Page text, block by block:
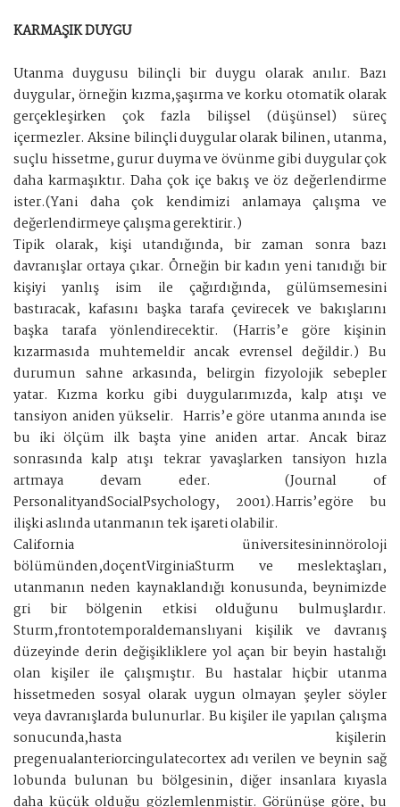
KARMAŞIK DUYGU
Utanma duygusu bilinçli bir duygu olarak anılır. Bazı
duygular, örneğin kızma,şaşırma ve korku otomatik olarak
gerçekleşirken çok fazla bilişsel (düşünsel) süreç
içermezler. Aksine bilinçli duygular olarak bilinen, utanma,
suçlu hissetme, gurur duyma ve övünme gibi duygular çok
daha karmaşıktır. Daha çok içe bakış ve öz değerlendirme
ister.(Yani daha çok kendimizi anlamaya çalışma ve
değerlendirmeye çalışma gerektirir.)
Tipik olarak, kişi utandığında, bir zaman sonra bazı
davranışlar ortaya çıkar. Örneğin bir kadın yeni tanıdığı bir
kişiyi yanlış isim ile çağırdığında, gülümsemesini
bastıracak, kafasını başka tarafa çevirecek ve bakışlarını
başka tarafa yönlendirecektir. (Harris’e göre kişinin
kızarmasıda muhtemeldir ancak evrensel değildir.) Bu
durumun sahne arkasında, belirgin fizyolojik sebepler
yatar. Kızma korku gibi duygularımızda, kalp atışı ve
tansiyon aniden yükselir. Harris’e göre utanma anında ise
bu iki ölçüm ilk başta yine aniden artar. Ancak biraz
sonrasında kalp atışı tekrar yavaşlarken tansiyon hızla
artmaya devam eder. (Journal of
PersonalityandSocialPsychology, 2001).Harris’egöre bu
ilişki aslında utanmanın tek işareti olabilir.
California üniversitesininnöroloji
bölümünden,doçentVirginiaSturm ve meslektaşları,
utanmanın neden kaynaklandığı konusunda, beynimizde
gri bir bölgenin etkisi olduğunu bulmuşlardır.
Sturm,frontotemporaldemanslıyani kişilik ve davranış
düzeyinde derin değişikliklere yol açan bir beyin hastalığı
olan kişiler ile çalışmıştır. Bu hastalar hiçbir utanma
hissetmeden sosyal olarak uygun olmayan şeyler söyler
veya davranışlarda bulunurlar. Bu kişiler ile yapılan çalışma
sonucunda,hasta kişilerin
pregenualanteriorcingulatecortex adı verilen ve beynin sağ
lobunda bulunan bu bölgesinin, diğer insanlara kıyasla
daha küçük olduğu gözlemlenmiştir. Görünüşe göre, bu